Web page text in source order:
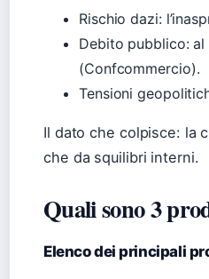
Rischio dazi:
Debito pubblico: al
(Confcommercio).
Tensioni
Il dato che colpisce: la
che da squilibri interni.
Quali sono 3
Elenco dei principali